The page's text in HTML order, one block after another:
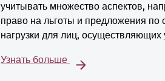
учитывать множество аспектов,
право на льготы и предложения по
нагрузки для лиц, осуществляющих
Узнать больше